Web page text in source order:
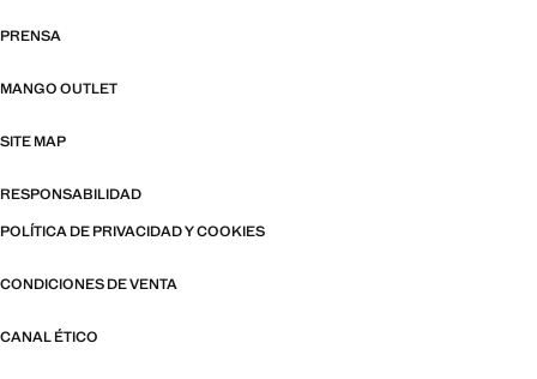
PRENSA
MANGO OUTLET
SITE MAP
RESPONSABILIDAD
POLÍTICA DE PRIVACIDAD Y COOKIES
CONDICIONES DE VENTA
CANAL ÉTICO